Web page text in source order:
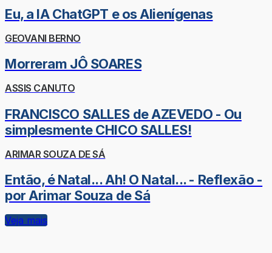
Eu, a IA ChatGPT e os Alienígenas
GEOVANI BERNO
Morreram JÔ SOARES
ASSIS CANUTO
FRANCISCO SALLES de AZEVEDO - Ou
simplesmente CHICO SALLES!
ARIMAR SOUZA DE SÁ
Então, é Natal... Ah! O Natal... - Reflexão -
por Arimar Souza de Sá
Veja mais